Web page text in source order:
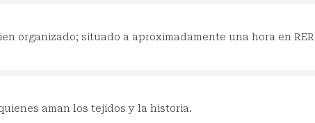
organizado; situado a aproximadamente una hora en RER
aman los tejidos y la historia.